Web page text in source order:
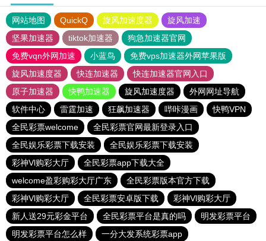
网站地图 QuickQ 旋风加速度器
旋风加速
坚果加速器
tiktok加速器
狗急加速器官网
免费vqn外网加速
小蓝鸟
免费vps加速器外网苹果版
旋风加速度器
快连加速器
快连加速器官网入口
原子加速器
快鸭加速器 旋风加速度器
外网网址导航
软件中心
雷霆加速 狂飙加速器 哔咔漫画
快鸭VPN
全民彩票welcome
全民彩票官网最新登录入口
全民娱乐彩票下载安装
全民娱乐彩票下载安装
彩神Vl购彩大厅
全民彩票app下载大全
welcome盈彩购彩大厅广东
全民彩票版本官方下载
彩神Vl购彩大厅
全民彩票安卓版下载
彩神Vl购彩大厅
新人送29元彩金平台
全民彩票平台是真的吗
明发彩票平台
明发彩票平台怎么样
一分大发系统彩票app